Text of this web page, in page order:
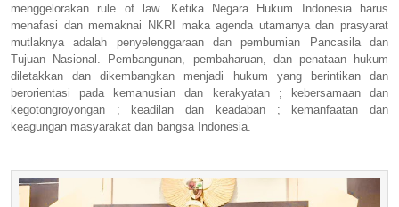
menggelorakan rule of law. Ketika Negara Hukum Indonesia harus
menafasi dan memaknai NKRI maka agenda utamanya dan prasyarat
mutlaknya adalah penyelenggaraan dan pembumian Pancasila dan
Tujuan Nasional. Pembangunan, pembaharuan, dan penataan hukum
diletakkan dan dikembangkan menjadi hukum yang berintikan dan
berorientasi pada kemanusian dan kerakyatan ; kebersamaan dan
kegotongroyongan ; keadilan dan keadaban ; kemanfaatan dan
keagungan masyarakat dan bangsa Indonesia.